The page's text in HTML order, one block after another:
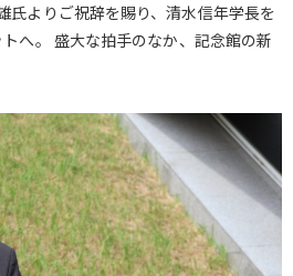
氏よりご祝辞を賜り、清水信年学長を
へ。 盛大な拍手のなか、記念館の新